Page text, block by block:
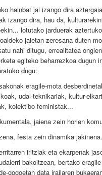
hainbat jai izango dira
izango dira, hau da,
lotutako jarduerak
jaietan zeresana duten
nahi ditugu, errealitatea
egiteko beharrezkoa dugun
dugu:
eragile-mota
udal-teknikariak, kultur-
kolektibo feministak...
jaiena zein horien
festa zein dinamika jakinena.
iritziak eta ekarpenak
bakoitzean, bertako
gogoetan data irailaren